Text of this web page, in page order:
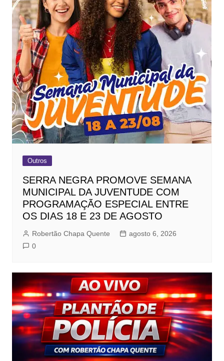
Outros
SERRA NEGRA PROMOVE SEMANA
MUNICIPAL DA JUVENTUDE COM
PROGRAMAÇÃO ESPECIAL ENTRE
OS DIAS 18 E 23 DE AGOSTO
Robertão Chapa Quente
agosto 6, 2026
0